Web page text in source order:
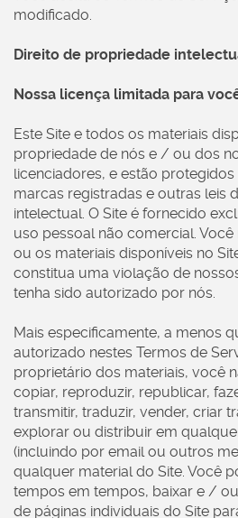
modificado.
Direito de propriedade
Nossa licença limitada para
Este Site e todos os materiais
propriedade de nós e / ou dos
licenciadores, e estão
marcas registradas e outras leis
intelectual. O Site é fornecido
uso pessoal não comercial.
ou os materiais disponíveis no
constitua uma violação de
tenha sido autorizado por nós.
Mais especificamente, a menos
autorizado nestes Termos de
proprietário dos materiais, você
copiar, reproduzir, republicar,
transmitir, traduzir, vender, criar
explorar ou distribuir em
(incluindo por email ou outros
qualquer material do Site. Você
tempos em tempos, baixar e /
de páginas individuais do Site